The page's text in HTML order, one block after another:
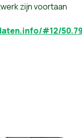
zijn voortaan
#12/